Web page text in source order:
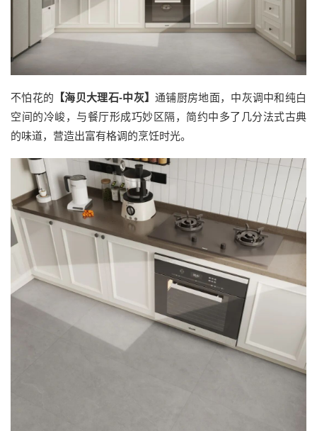
不怕花的 【海贝大理石-中灰】通铺厨房地面，中灰调中和纯白
空间的冷峻，与餐厅形成巧妙区隔，简约中多了几分法式古典
的味道，营造出富有格调的烹饪时光。